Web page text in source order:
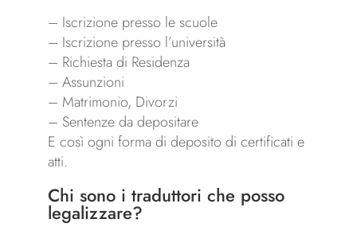
– Iscrizione presso le scuole
– Iscrizione presso l’università
– Richiesta di Residenza
– Assunzioni
– Matrimonio, Divorzi
– Sentenze da depositare
E così ogni forma di deposito di certificati e
atti.
Chi sono i traduttori che posso
legalizzare?